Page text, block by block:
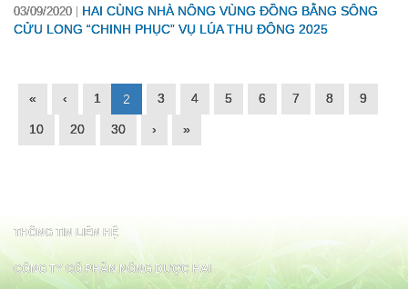
03/09/2020
HAI CÙNG NHÀ NÔNG VÙNG ĐỒNG BẰNG SÔNG
CỬU LONG “CHINH PHỤC” VỤ LÚA THU ĐÔNG 2025
« ‹ 1 2 3 4 5 6 7 8 9
10 20 30 › »
THÔNG TIN LIÊN HỆ
CÔNG TY CỔ PHẦN NÔNG DƯỢC HAI